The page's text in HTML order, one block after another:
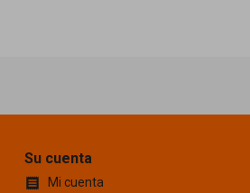
Su cuenta
 Mi cuenta